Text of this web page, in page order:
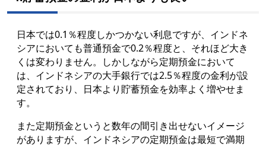
日本では0.1％程度しかつかない利息ですが、インドネ
シアにおいても普通預金で0.2％程度と、それほど大き
くは変わりません。しかしながら定期預金において
は、インドネシアの大手銀行では2.5％程度の金利が設
定されており、日本より貯蓄預金を効率よく増やせま
す。
また定期預金というと数年の間引き出せないイメージ
がありますが、インドネシアの定期預金は最短で満期